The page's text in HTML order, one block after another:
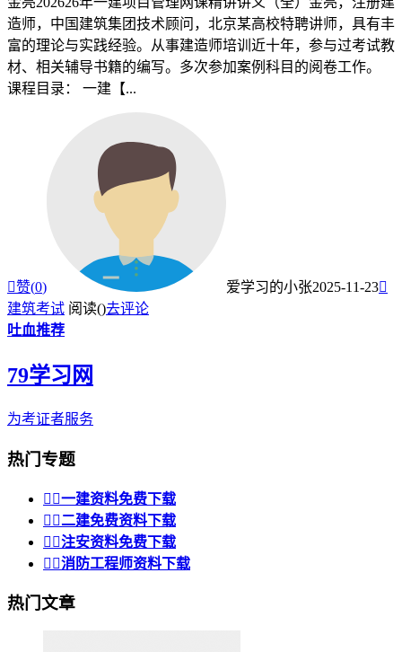
造师，中国建筑集团技术顾问，北京某高校特聘讲师，具有丰
富的理论与实践经验。从事建造师培训近十年，参与过考试教
材、相关辅导书籍的编写。多次参加案例科目的阅卷工作。
课程目录： 一建【...
赞(0) 爱学习的小张2025-11-23
建筑考试 阅读()去评论
吐血推荐
79学习网
为考证者服务
热门专题
 一建资料免费下载
 二建免费资料下载
 注安资料免费下载
 消防工程师资料下载
热门文章